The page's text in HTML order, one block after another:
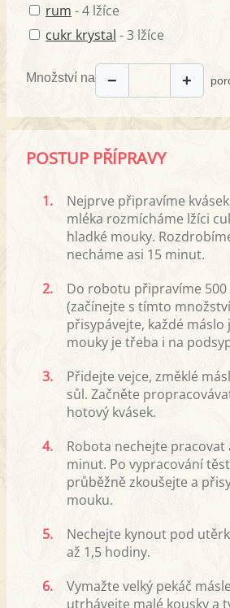
rum - 4 lžíce
cukr krystal - 3 lžíce
Množství na − +
POSTUP PŘÍPRAVY
1.
Nejprve připravíme
mléka rozmícháme lžíci
hladké mouky.
necháme asi 15 minut.
2.
Do robotu připravíme 500
(začínejte s tímto
přisypávejte, každé máslo
mouky je třeba i na
3.
Přidejte vejce, změklé
sůl. Začněte
hotový kvásek.
4.
Robota nechejte pracovat
minut. Po vypracování
průběžně zkoušejte a
mouku.
5.
Nechejte kynout pod
až 1,5 hodiny.
6.
Vymažte velký pekáč
utrhávejte malé kousky a